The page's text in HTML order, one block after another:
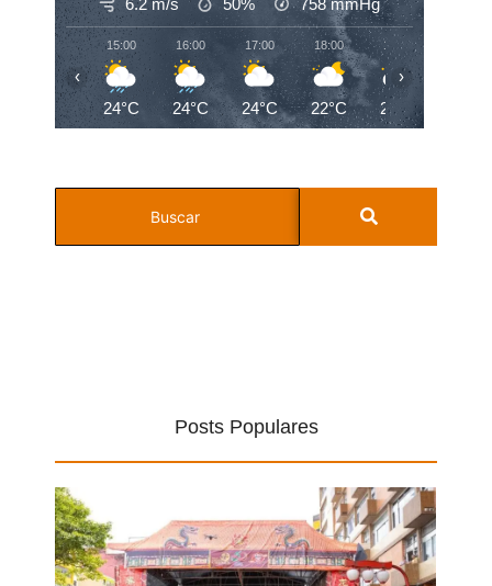
15:00
24°C
16:00
24°C
17:00
24°C
18:00
22°C
19:00
21°C
‹ ›
Posts Populares